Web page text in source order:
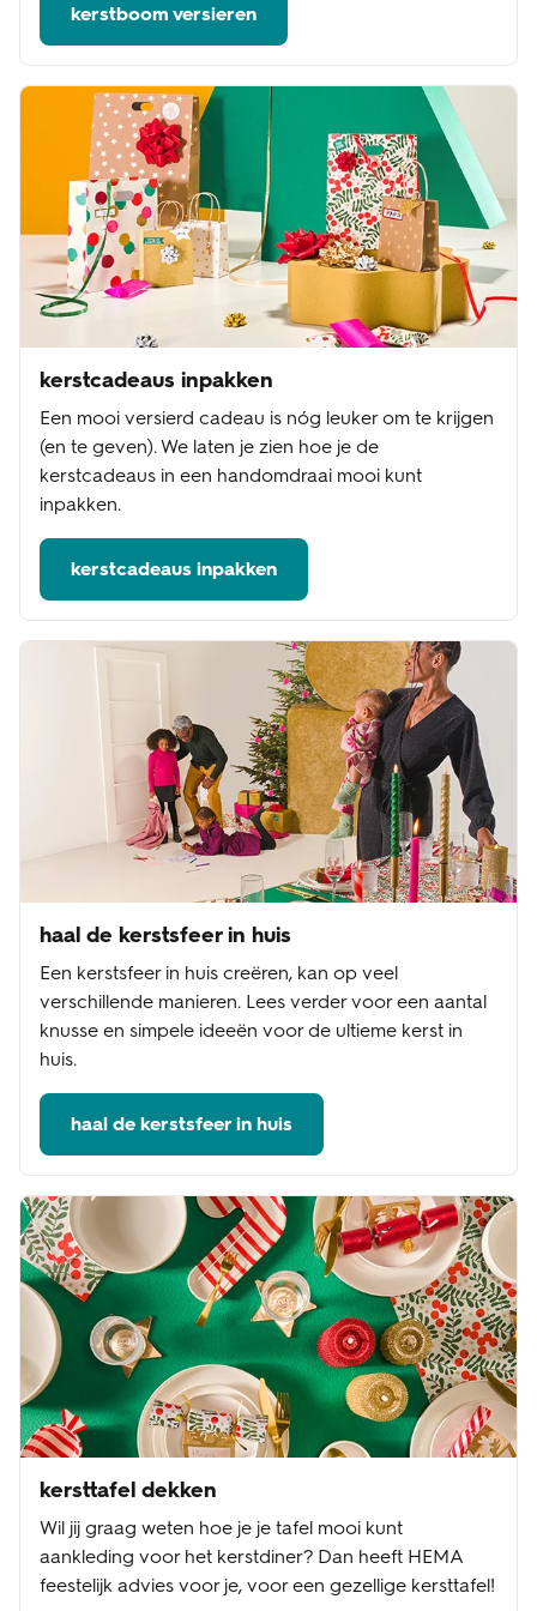
kerstboom versieren
kerstcadeaus inpakken
Een mooi versierd cadeau is nóg leuker om te krijgen
(en te geven). We laten je zien hoe je de
kerstcadeaus in een handomdraai mooi kunt
inpakken.
kerstcadeaus inpakken
haal de kerstsfeer in huis
Een kerstsfeer in huis creëren, kan op veel
verschillende manieren. Lees verder voor een aantal
knusse en simpele ideeën voor de ultieme kerst in
huis.
haal de kerstsfeer in huis
kersttafel dekken
Wil jij graag weten hoe je je tafel mooi kunt
aankleding voor het kerstdiner? Dan heeft HEMA
feestelijk advies voor je, voor een gezellige kersttafel!